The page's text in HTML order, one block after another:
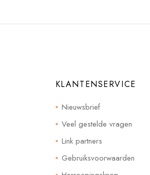
KLANTENSERVICE
Nieuwsbrief
Veel gestelde vragen
Link partners
Gebruiksvoorwaarden